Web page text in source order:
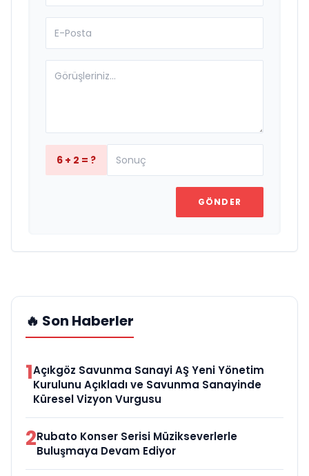
6 + 2 = ?
GÖNDER
🔥 Son Haberler
1Açıkgöz Savunma Sanayi AŞ Yeni Yönetim
Kurulunu Açıkladı ve Savunma Sanayinde
Küresel Vizyon Vurgusu
2Rubato Konser Serisi Müzikseverlerle
Buluşmaya Devam Ediyor